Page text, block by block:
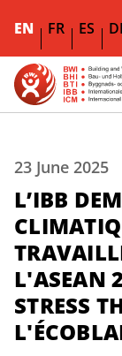
EN FR ES
23 June 2025
L’IBB
L'ASEAN
STRESS